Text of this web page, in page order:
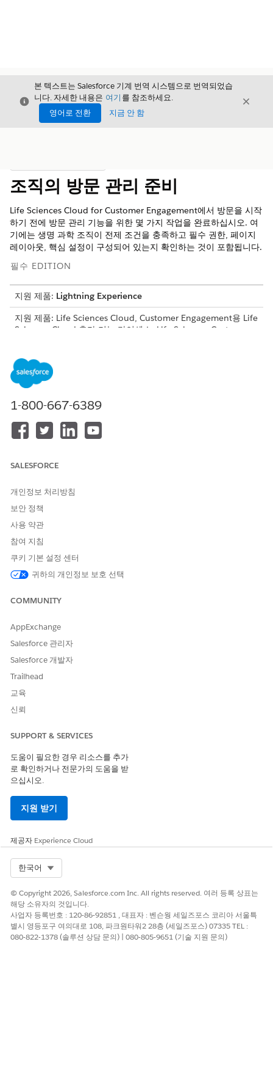
닫기
본 텍스트는 Salesforce 기계 번역 시스템으로 번역되었습
니다. 자세한 내용은 여기 를 참조하세요.
영어로 전환
지금 안 함
닫기
조직의 방문 관리 준비
Life Sciences Cloud for Customer Engagement에서 방문을 시작
하기 전에 방문 관리 기능을 위한 몇 가지 작업을 완료하십시오. 여
기에는 생명 과학 조직이 전제 조건을 충족하고 필수 권한, 페이지
레이아웃, 핵심 설정이 구성되어 있는지 확인하는 것이 포함됩니다.
필수 EDITION
지원 제품: Lightning Experience
지원 제품: Life Sciences Cloud, Customer Engagement용 Life
Sciences Cloud 추가 기능 라이센스, Life Sciences Customer
권한 할당
역할을 기반으로 사용자에게 다음 권한 집합을 할당합니다.
Life Sciences Commercial Admin:
이지 레이아웃, 스크립트를 구성할 수 있는 액세스 권한을 부여
생명과학 영업 담당자:
생명과학 분야 의료:
스 권한을 부여하지만 샘플링 기능에 대한 액세스를 제한합니
다.
생명과학 주요 계정 관리:
이트에 대한 액세스 권한을 부여하지만 샘플링 기능에 대한 액
세스를 제한합니다.
사용자가 비즈니스 워크플로에 맞게 계정 프로필, 홈페이지 또
다음 사항도 참조:
메타데이터 캐시 만들기
다양한 레코드 유형 사용자에 맞게 비즈니스 프로세스 조정
개선을 위한 의견을 보내주세요.
1-800-667-6389
SALESFORCE
개인정보 처리방침
보안 정책
사용 약관
참여 지침
쿠키 기본 설정 센터
귀하의 개인정보 보호 선택
COMMUNITY
AppExchange
Salesforce 관리자
Salesforce 개발자
Trailhead
교육
신뢰
SUPPORT & SERVICES
도움이 필요한 경우 리소스를 추가
로 확인하거나 전문가의 도움을 받
으십시오.
지원 받기
제공자 Experience Cloud
한국어
© Copyright 2026, Salesforce.com Inc. All rights reserved. 여러 등록 상표는
해당 소유자의 것입니다.
사업자 등록번호 : 120-86-92851 , 대표자 : 벤슨웡 세일즈포스 코리아 서울특
별시 영등포구 여의대로 108, 파크원타워2 28층 (세일즈포스) 07335 TEL :
080-822-1378 (솔루션 상담 문의) | 080-805-9651 (기술 지원 문의)